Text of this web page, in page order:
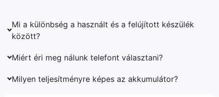
Mi a különbség a használt és a felújított készülék
között?
Miért éri meg nálunk telefont választani?
Milyen teljesítményre képes az akkumulátor?